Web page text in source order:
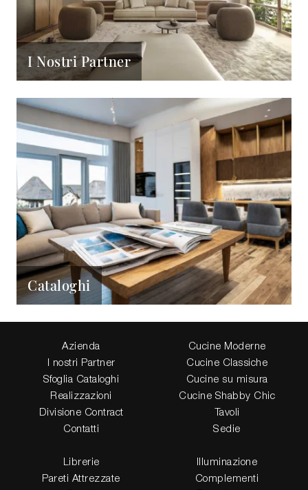
I Nostri Partner
Cataloghi
Azienda
I nostri Partner
Sfoglia Cataloghi
Realizzazioni
Divisione Contract
Contatti
Cucine Moderne
Cucine Classiche
Cucine su misura
Cucine Shabby Chic
Tavoli
Sedie
Librerie
Pareti Attrezzate
Illuminazione
Complementi